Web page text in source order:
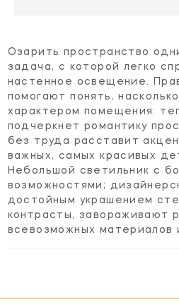
Озарить пространство
задача, с которой легко
настенное освещение.
помогают понять,
характером помещения:
подчеркнет романтику
без труда расставит
важных, самых красивых
Небольшой светильник с
возможностями;
достойным украшением
контрасты, завораживают
всевозможных материалов